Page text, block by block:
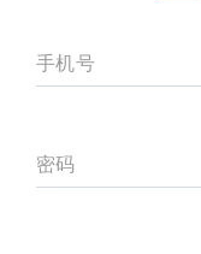
手机号
密码